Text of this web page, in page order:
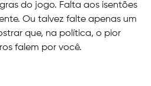
do jogo. Falta aos isentões
Ou talvez falte apenas um
que, na política, o pior
falem por você.